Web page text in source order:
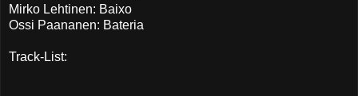
Mirko Lehtinen: Baixo
Ossi Paananen: Bateria
Track-List: